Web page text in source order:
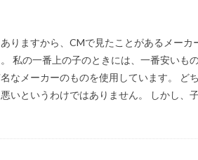
りますから、CMで見たことがあるメー
私の一番上の子のときには、一番安いも
なメーカーのものを使用しています。 ど
いというわけではありません。 しかし、